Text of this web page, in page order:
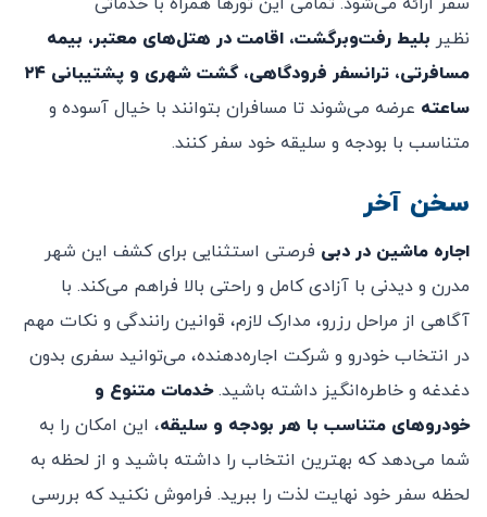
سفر ارائه می‌شود. تمامی این تورها همراه با خدماتی
نظیر بلیط رفت‌وبرگشت، اقامت در هتل‌های معتبر، بیمه
مسافرتی، ترانسفر فرودگاهی، گشت شهری و پشتیبانی ۲۴
ساعته عرضه می‌شوند تا مسافران بتوانند با خیال آسوده و
متناسب با بودجه و سلیقه خود سفر کنند.
سخن آخر
اجاره ماشین در دبی فرصتی استثنایی برای کشف این شهر
مدرن و دیدنی با آزادی کامل و راحتی بالا فراهم می‌کند. با
آگاهی از مراحل رزرو، مدارک لازم، قوانین رانندگی و نکات مهم
در انتخاب خودرو و شرکت اجاره‌دهنده، می‌توانید سفری بدون
دغدغه و خاطره‌انگیز داشته باشید.خدمات متنوع و
خودروهای متناسب با هر بودجه و سلیقه، این امکان را به
شما می‌دهد که بهترین انتخاب را داشته باشید و از لحظه به
لحظه سفر خود نهایت لذت را ببرید. فراموش نکنید که بررسی